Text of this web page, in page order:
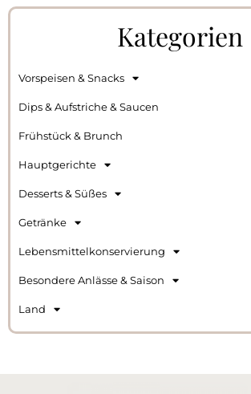
Kategorien
Vorspeisen & Snacks
Dips & Aufstriche & Saucen
Frühstück & Brunch
Hauptgerichte
Desserts & Süßes
Getränke
Lebensmittelkonservierung
Besondere Anlässe & Saison
Land